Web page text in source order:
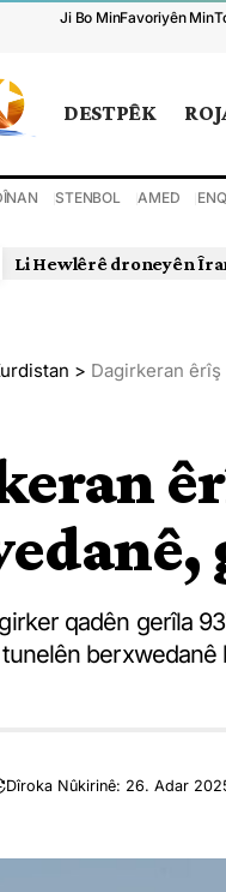
Ji Bo MinFavoriyên Min
DESTPÊK
STENBOL AMED
Li Hewlêrê droneyên
> Dagirkeran
qadên gerîla
Dîroka Nûkirinê: 26. Adar